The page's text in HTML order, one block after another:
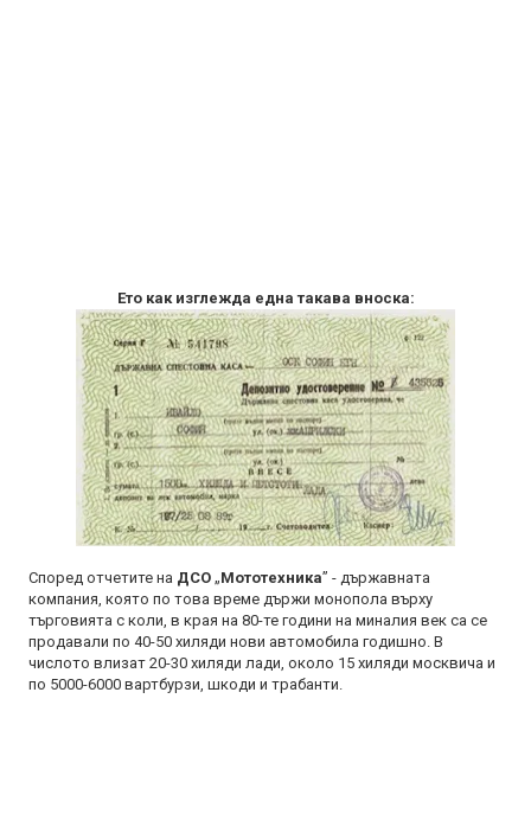
Ето как изглежда една такава вноска:
Според отчетите на ДСО „Мототехника” - държавната
компания, която по това време държи монопола върху
търговията с коли, в края на 80-те години на миналия век са се
продавали по 40-50 хиляди нови автомобила годишно. В
числото влизат 20-30 хиляди лади, около 15 хиляди москвича и
по 5000-6000 вартбурзи, шкоди и трабанти.